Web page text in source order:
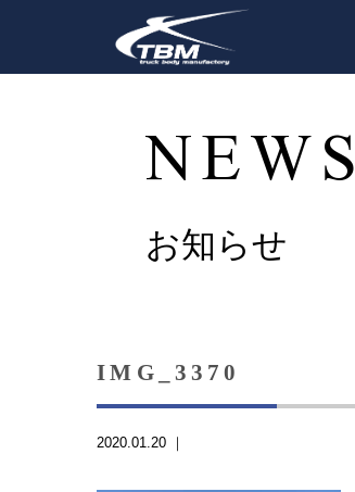
NEWS
お知らせ
IMG_3370
2020.01.20 ｜